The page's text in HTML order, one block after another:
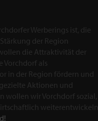
Werberings ist, die
der Region
die Attraktivität der
Vorchdorf als
in der Region fördern und
Aktionen und
wollen wir Vorchdorf sozial,
weiterentwickeln.